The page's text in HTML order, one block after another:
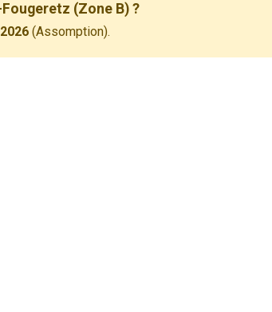
(Zone B) ?
(Assomption).